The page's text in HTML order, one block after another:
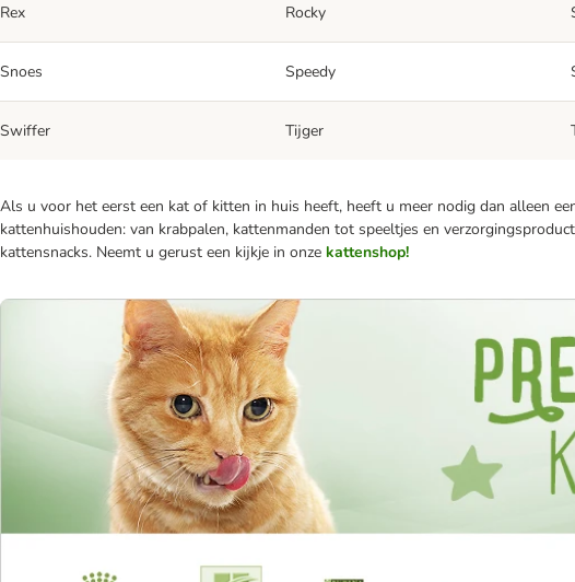
Rex Rocky
Snoes Speedy
Swiffer Tijger
Als u voor het eerst een kat of kitten in huis heeft, heeft u meer nodig dan alleen
kattenhuishouden: van krabpalen, kattenmanden tot speeltjes en
kattensnacks. Neemt u gerust een kijkje in onze kattenshop!